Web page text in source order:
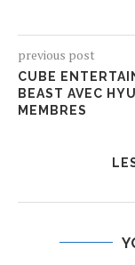
previous post
CUBE
BEAST AVEC
MEMBRES